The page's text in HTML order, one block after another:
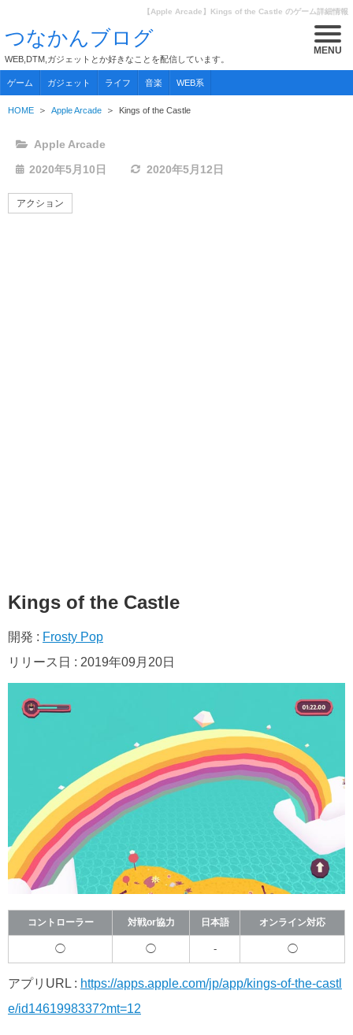
【Apple Arcade】Kings of the Castle のゲーム詳細情報
つなかんブログ
WEB,DTM,ガジェットとか好きなことを配信しています。
ゲーム ガジェット ライフ 音楽 WEB系
MENU
HOME Apple Arcade Kings of the Castle
Apple Arcade
2020年5月10日 2020年5月12日
アクション
Kings of the Castle
開発 : Frosty Pop
リリース日 : 2019年09月20日
コントローラー 対戦or協力 日本語 オンライン対応
◯ ◯ - ◯
アプリURL : https://apps.apple.com/jp/app/kings-of-the-castl
e/id1461998337?mt=12